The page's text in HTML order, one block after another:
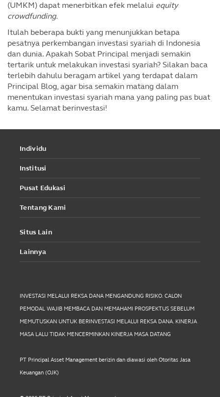
(UMKM) dapat menerbitkan efek melalui equity
crowdfunding.
Itulah beberapa bukti yang menunjukkan betapa
pesatnya perkembangan investasi syariah di Indonesia
dan dunia. Apakah Sobat Principal menjadi semakin
tertarik untuk melakukan investasi syariah? Silakan baca
terlebih dahulu beragam artikel yang terdapat dalam
Principal Blog, agar bisa semakin matang dalam
menentukan investasi syariah mana yang paling pas buat
kamu. Selamat berinvestasi!
Individu
Institusi
Pusat Edukasi
Tentang Kami
Situs Lain
Lainnya
INVESTASI MELALUI REKSA DANA MENGANDUNG RISIKO. CALON
PEMODAL WAJIB MEMBACA DAN MEMAHAMI PROSPEKTUS SEBELUM
MEMUTUSKAN UNTUK BERINVESTASI MELALUI REKSA DANA. KINERJA
MASA LALU TIDAK MENCERMINKAN KINERJA MASA DATANG
PT Principal Asset Management berizin dan diawasi oleh Otoritas Jasa
Keuangan (OJK)